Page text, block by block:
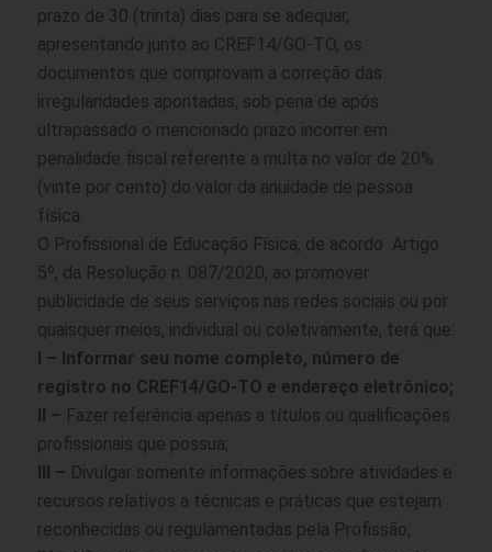
prazo de 30 (trinta) dias para se adequar,
apresentando junto ao CREF14/GO-TO, os
documentos que comprovam a correção das
irregularidades apontadas, sob pena de após
ultrapassado o mencionado prazo incorrer em
penalidade fiscal referente a multa no valor de 20%
(vinte por cento) do valor da anuidade de pessoa
física.
O Profissional de Educação Física, de acordo Artigo
5º, da Resolução n. 087/2020, ao promover
publicidade de seus serviços nas redes sociais ou por
quaisquer meios, individual ou coletivamente, terá que:
I – Informar seu nome completo, número de
registro no CREF14/GO-TO e endereço eletrônico;
II – Fazer referência apenas a títulos ou qualificações
profissionais que possua;
III – Divulgar somente informações sobre atividades e
recursos relativos a técnicas e práticas que estejam
reconhecidas ou regulamentadas pela Profissão;